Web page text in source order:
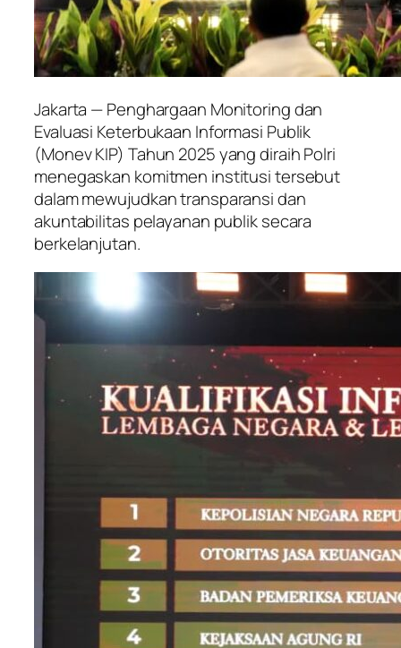
Jakarta — Penghargaan Monitoring dan
Evaluasi Keterbukaan Informasi Publik
(Monev KIP) Tahun 2025 yang diraih Polri
menegaskan komitmen institusi tersebut
dalam mewujudkan transparansi dan
akuntabilitas pelayanan publik secara
berkelanjutan.